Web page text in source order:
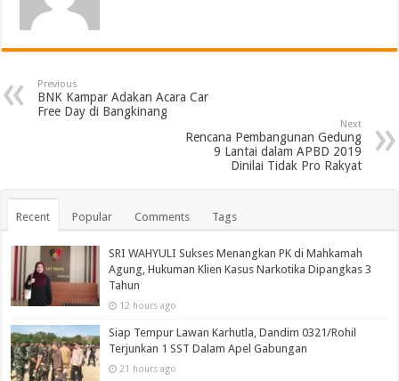
Previous
BNK Kampar Adakan Acara Car
Free Day di Bangkinang
Next
Rencana Pembangunan Gedung
9 Lantai dalam APBD 2019
Dinilai Tidak Pro Rakyat
Recent Popular Comments Tags
SRI WAHYULI Sukses Menangkan PK di Mahkamah
Agung, Hukuman Klien Kasus Narkotika Dipangkas 3
Tahun
12 hours ago
Siap Tempur Lawan Karhutla, Dandim 0321/Rohil
Terjunkan 1 SST Dalam Apel Gabungan
21 hours ago